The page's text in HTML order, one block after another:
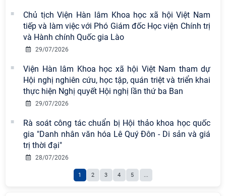
Chủ tịch Viện Hàn lâm Khoa học xã hội Việt Nam
tiếp và làm việc với Phó Giám đốc Học viện Chính trị
và Hành chính Quốc gia Lào
29/07/2026
Viện Hàn lâm Khoa học xã hội Việt Nam tham dự
Hội nghị nghiên cứu, học tập, quán triệt và triển khai
thực hiện Nghị quyết Hội nghị lần thứ ba Ban
29/07/2026
Rà soát công tác chuẩn bị Hội thảo khoa học quốc
gia "Danh nhân văn hóa Lê Quý Đôn - Di sản và giá
trị thời đại"
28/07/2026
1 2 3 4 5 ...
Hội thảo khoa học quốc tế “Không
gian phát triển Việt Nam trong kỷ
nguyên mới: Định hướng chiến lược
vào thứ ba, ngày 28/7/2026
Tọa đàm Giao lưu chuyên đề về
những kinh nghiệm quan trọng của
Cộng sản Việt Nam trong lãnh đạo
sự nghiệp xây dựng chủ nghĩa xã hội
Hội nghị Lãnh đạo Viện Hàn lâm
Khoa học xã hội Việt Nam làm việc
với Ban Chủ nhiệm các Chương trình